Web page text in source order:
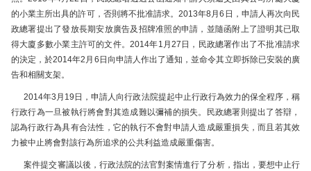
統計資料
財產申報查閱
下載區
法院電子平台
的小業主所出具的許可，否則將不批准請求。2013年8月6日，申請人再次向民
政總署提出了發放長期安放廣告及招牌准照的申請，並隨函附上了證明其已取
得大廈多數小業主許可的文件。2014年1月27日，民政總署作出了不批准請求
的決定，於2014年2月6日向申請人作出了通知，並命令其立即拆除已安裝的廣
告和相關支架。
2014年3月19日，申請人向行政法院提起中止行政行為效力的保全程序，稱
行政行為一旦被執行將會對其造成難以彌補的損失。民政總署則提出了答辯，
認為行政行為具有合法性，它的執行不會對申請人造成嚴重損失，而且若其效
力被中止將會對該行為所追求的公共利益造成嚴重傷害。
案件提交審議以後，行政法院的法官對案情進行了分析，指出，要想中止行